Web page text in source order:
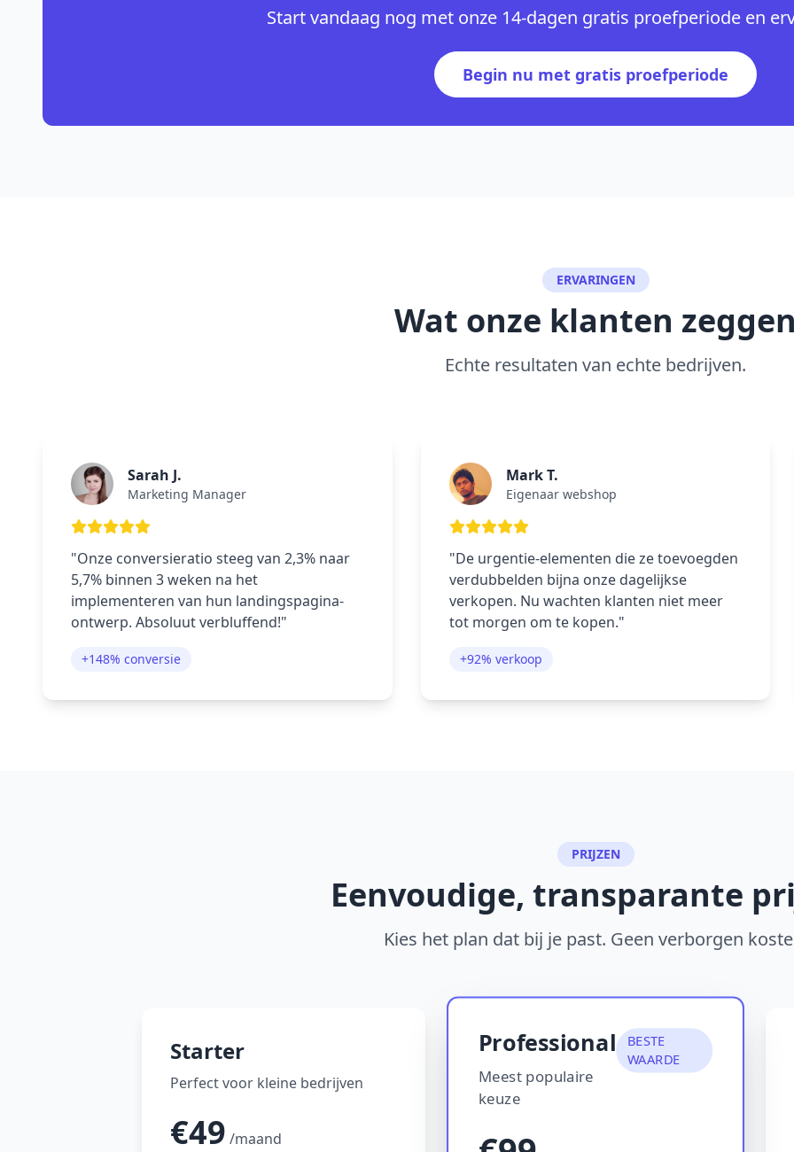
Start vandaag nog met onze 14-dagen gratis proefperiode en
Begin nu met gratis proefperiode
ERVARINGEN
Wat onze klanten zeggen
Echte resultaten van echte bedrijven.
Sarah J.
Marketing Manager
"Onze conversieratio steeg van 2,3% naar
5,7% binnen 3 weken na het
implementeren van hun landingspagina-
ontwerp. Absoluut verbluffend!"
+148% conversie
Mark T.
Eigenaar webshop
"De urgentie-elementen die ze toevoegden
verdubbelden bijna onze dagelijkse
verkopen. Nu wachten klanten niet meer
tot morgen om te kopen."
+92% verkoop
PRIJZEN
Eenvoudige, transparante
Kies het plan dat bij je past. Geen verborgen
Starter
Perfect voor kleine bedrijven
€49 /maand
Professional
Meest populaire
keuze
BESTE
WAARDE